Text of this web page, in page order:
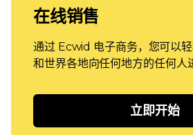
在线销售
通过 Ecwid 电子商务，您可以
和世界各地向任何地方的任何人
立即开始